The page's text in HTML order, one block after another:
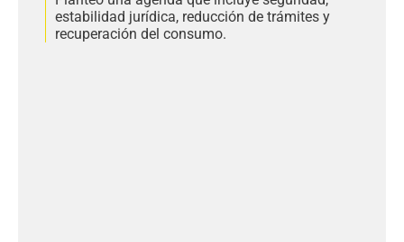
estabilidad jurídica, reducción de trámites y
recuperación del consumo.